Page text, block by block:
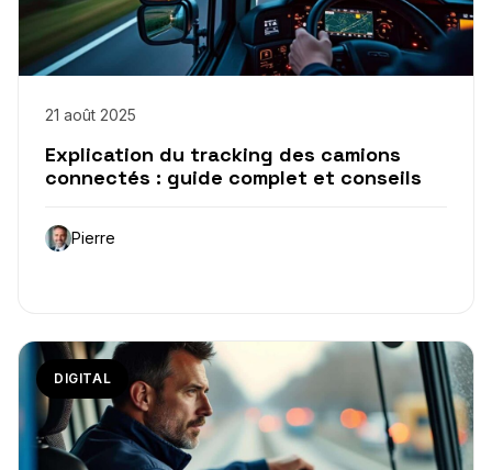
21 août 2025
Explication du tracking des camions
connectés : guide complet et conseils
Pierre
DIGITAL